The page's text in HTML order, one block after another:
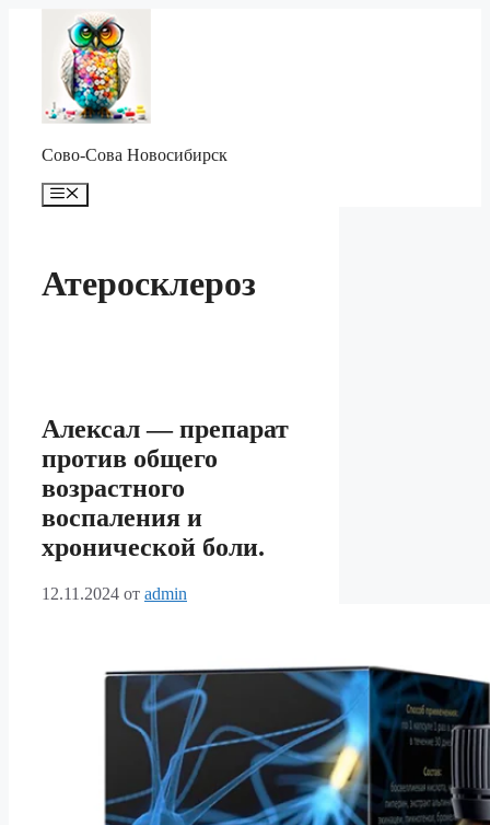
содержимому
Сово-Сова Новосибирск
Меню
Атеросклероз
Алексал — препарат
против общего
возрастного
воспаления и
хронической боли.
12.11.2024 от admin